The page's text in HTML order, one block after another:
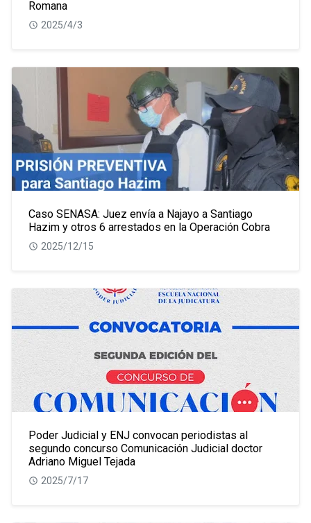
Romana
2025/4/3
Caso SENASA: Juez envía a Najayo a Santiago
Hazim y otros 6 arrestados en la Operación Cobra
2025/12/15
Poder Judicial y ENJ convocan periodistas al
segundo concurso Comunicación Judicial doctor
Adriano Miguel Tejada
2025/7/17